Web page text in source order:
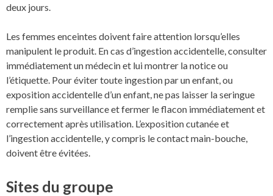
deux jours.
Les femmes enceintes doivent faire attention lorsqu’elles
manipulent le produit. En cas d’ingestion accidentelle, consulter
immédiatement un médecin et lui montrer la notice ou
l’étiquette. Pour éviter toute ingestion par un enfant, ou
exposition accidentelle d’un enfant, ne pas laisser la seringue
remplie sans surveillance et fermer le flacon immédiatement et
correctement après utilisation. L’exposition cutanée et
l’ingestion accidentelle, y compris le contact main-bouche,
doivent être évitées.
Sites du groupe